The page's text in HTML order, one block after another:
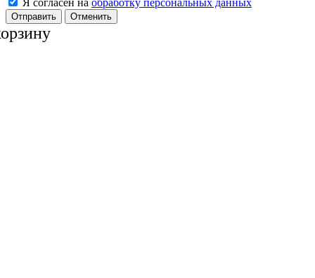
Я согласен на обработку персональных данных
Отменить